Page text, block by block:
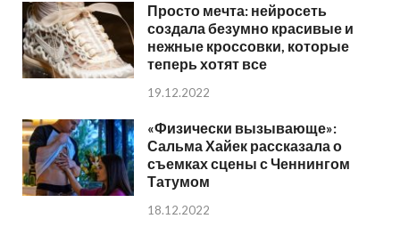
Просто мечта: нейросеть
создала безумно красивые и
нежные кроссовки, которые
теперь хотят все
19.12.2022
«Физически вызывающе»:
Сальма Хайек рассказала о
съемках сцены с Ченнингом
Татумом
18.12.2022